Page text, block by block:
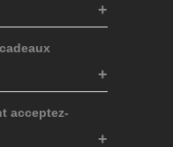
acceptez-